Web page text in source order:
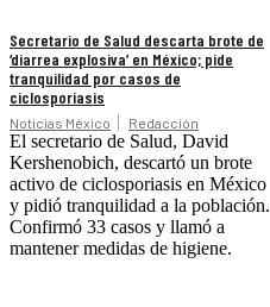
Secretario de Salud descarta brote de
‘diarrea explosiva’ en México; pide
tranquilidad por casos de
ciclosporiasis
Noticias México Redacción
El secretario de Salud, David
Kershenobich, descartó un brote
activo de ciclosporiasis en México
y pidió tranquilidad a la población.
Confirmó 33 casos y llamó a
mantener medidas de higiene.